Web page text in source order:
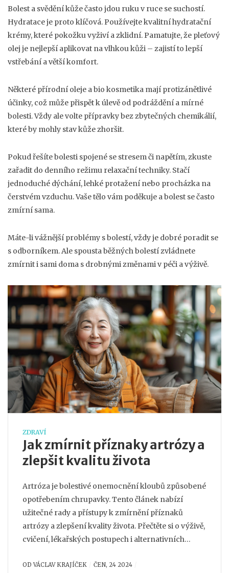
Bolest a svědění kůže často jdou ruku v ruce se suchostí.
Hydratace je proto klíčová. Používejte kvalitní hydratační
krémy, které pokožku vyživí a zklidní. Pamatujte, že pleťový
olej je nejlepší aplikovat na vlhkou kůži – zajistí to lepší
vstřebání a větší komfort.
Některé přírodní oleje a bio kosmetika mají protizánětlivé
účinky, což může přispět k úlevě od podráždění a mírné
bolesti. Vždy ale volte přípravky bez zbytečných chemikálií,
které by mohly stav kůže zhoršit.
Pokud řešíte bolesti spojené se stresem či napětím, zkuste
zařadit do denního režimu relaxační techniky. Stačí
jednoduché dýchání, lehké protažení nebo procházka na
čerstvém vzduchu. Vaše tělo vám poděkuje a bolest se často
zmírní sama.
Máte-li vážnější problémy s bolestí, vždy je dobré poradit se
s odborníkem. Ale spousta běžných bolestí zvládnete
zmírnit i sami doma s drobnými změnami v péči a výživě.
ZDRAVÍ
Jak zmírnit příznaky artrózy a
zlepšit kvalitu života
Artróza je bolestivé onemocnění kloubů způsobené
opotřebením chrupavky. Tento článek nabízí
užitečné rady a přístupy k zmírnění příznaků
artrózy a zlepšení kvality života. Přečtěte si o výživě,
cvičení, lékařských postupech i alternativních
ODVÁCLAV KRAJÍČEK ČEN, 24 2024